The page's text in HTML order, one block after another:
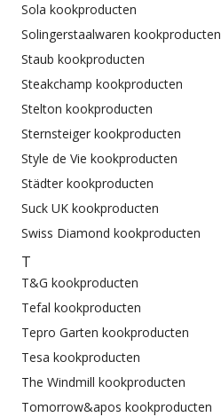
Sola kookproducten
Solingerstaalwaren kookproducten
Staub kookproducten
Steakchamp kookproducten
Stelton kookproducten
Sternsteiger kookproducten
Style de Vie kookproducten
Städter kookproducten
Suck UK kookproducten
Swiss Diamond kookproducten
T
T&G kookproducten
Tefal kookproducten
Tepro Garten kookproducten
Tesa kookproducten
The Windmill kookproducten
Tomorrow&apos kookproducten